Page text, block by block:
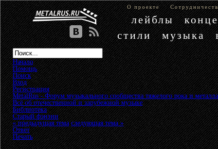
О проекте
лейблы
стили
музыка
Начало
Помощь
Поиск
Вход
Регистрация
MetalRus - Форум музыкального сообщества тяжелого рока и металла
Всё об отечественной и зарубежной музыке»
Библиотека»
Старый фэнзин
« предыдущая тема следующая тема »
Ответ
Печать